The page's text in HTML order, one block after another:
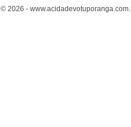
© 2026 -